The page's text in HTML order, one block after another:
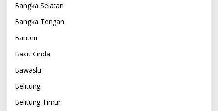
Bangka Selatan
Bangka Tengah
Banten
Basit Cinda
Bawaslu
Belitung
Belitung Timur